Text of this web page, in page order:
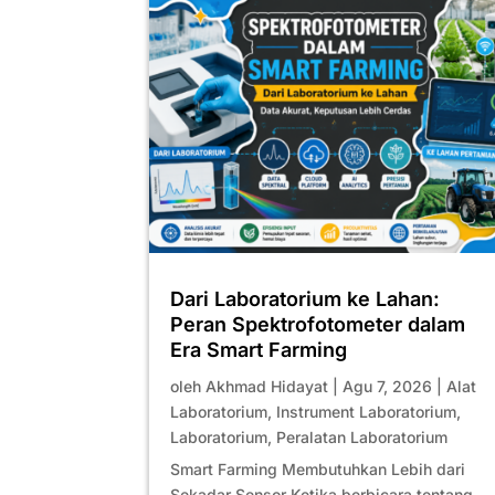
Dari Laboratorium ke Lahan:
Peran Spektrofotometer dalam
Era Smart Farming
oleh Akhmad Hidayat Agu 7, 2026
Alat
Laboratorium, Instrument Laboratorium,
Laboratorium, Peralatan Laboratorium
Smart Farming Membutuhkan Lebih dari